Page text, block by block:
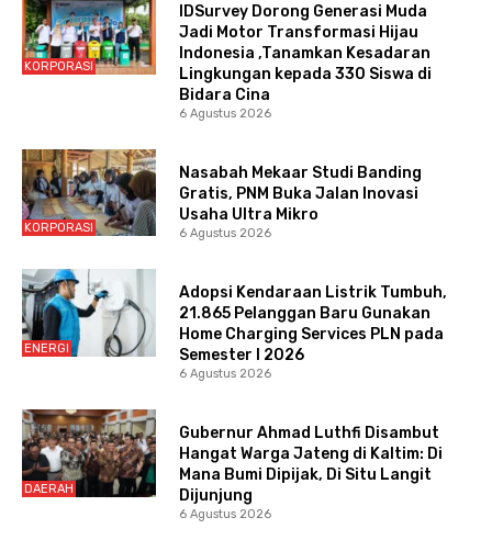
KORPORASI
IDSurvey Dorong Generasi Muda
Jadi Motor Transformasi Hijau
Indonesia ,Tanamkan Kesadaran
Lingkungan kepada 330 Siswa di
Bidara Cina
6 Agustus 2026
KORPORASI
Nasabah Mekaar Studi Banding
Gratis, PNM Buka Jalan Inovasi
Usaha Ultra Mikro
6 Agustus 2026
ENERGI
Adopsi Kendaraan Listrik Tumbuh,
21.865 Pelanggan Baru Gunakan
Home Charging Services PLN pada
Semester I 2026
6 Agustus 2026
DAERAH
Gubernur Ahmad Luthfi Disambut
Hangat Warga Jateng di Kaltim: Di
Mana Bumi Dipijak, Di Situ Langit
Dijunjung
6 Agustus 2026